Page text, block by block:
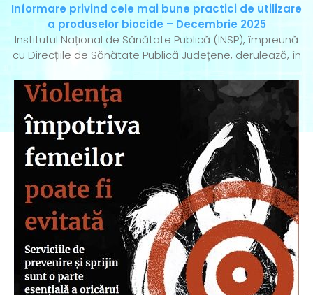
Informare privind cele mai bune practici de utilizare
a produselor biocide – Decembrie 2025
Institutul Național de Sănătate Publică (INSP), împreună
cu Direcțiile de Sănătate Publică Județene, derulează, în